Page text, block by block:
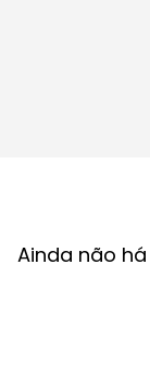
Ainda não